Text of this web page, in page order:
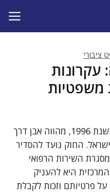
ציבורי
עקרונות
משפטיות
חוק זכויות החולה, שנחקק בשנת 1996, מהווה אבן דרך
החוק נועד להסדיר
השירות הרפואי
היא להעניק
פרטיותם וזכות לקבלת